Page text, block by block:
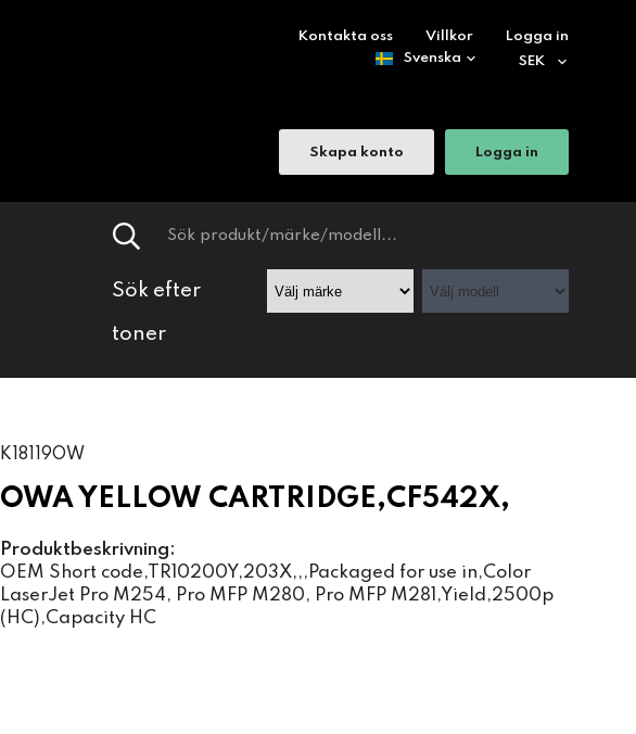
Kontakta oss Villkor Logga in
Skapa konto Logga in
Sök efter
toner
K18119OW
OWA YELLOW CARTRIDGE,CF542X,
Produktbeskrivning:
OEM Short code,TR10200Y,203X,,,Packaged for use in,Color
LaserJet Pro M254, Pro MFP M280, Pro MFP M281,Yield,2500p
(HC),Capacity HC